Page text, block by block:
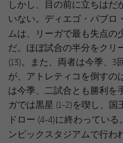
しかし、目の前に立ちはだ
いない。ディエゴ・パブロ
ムは、
リーガで最も失点の
だ。ほぼ試合の半分をクリ
(13)。また、両者は今季、3
が、アトレティコを倒すの
は今季、二試合とも勝利を
ガでは黒星 (1-2)を喫し、国
ドロー (4-4)に終わってい
ンピックスタジアムで行わ